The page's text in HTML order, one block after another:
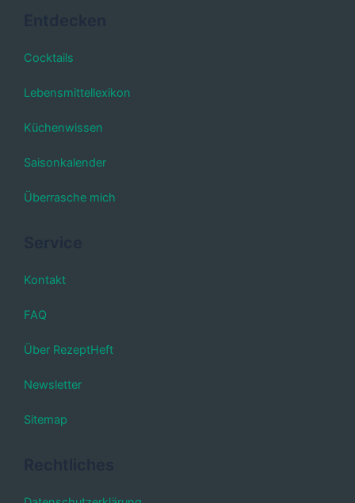
Cocktails
Lebensmittellexikon
Küchenwissen
Saisonkalender
Überrasche mich
Kontakt
FAQ
Über RezeptHeft
Newsletter
Sitemap